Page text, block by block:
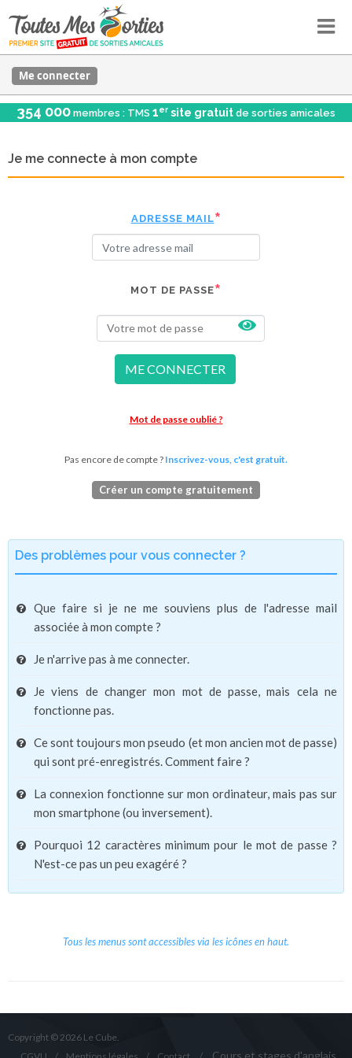
Me connecter
354 000 membres : TMS 1er site gratuit de sorties amicales
Je me connecte à mon compte
ADRESSE MAIL
MOT DE PASSE
ME CONNECTER
Mot de passe oublié ?
Pas encore de compte ? Inscrivez-vous, c'est gratuit.
Créer un compte gratuitement
Des problèmes pour vous connecter ?
Que faire si je ne me souviens plus de l'adresse mail
associée à mon compte ?
Je n'arrive pas à me connecter.
Je viens de changer mon mot de passe, mais cela ne
fonctionne pas.
Ce sont toujours mon pseudo (et mon ancien mot de passe)
qui sont pré-enregistrés. Comment faire ?
La connexion fonctionne sur mon ordinateur, mais pas sur
mon smartphone (ou inversement).
Pourquoi 12 caractères minimum pour le mot de passe ?
N'est-ce pas un peu exagéré ?
Tous les menus sont accessibles via les icônes en haut.
Copyright © 2026 Le Cube.
Cours et stages d'anglais